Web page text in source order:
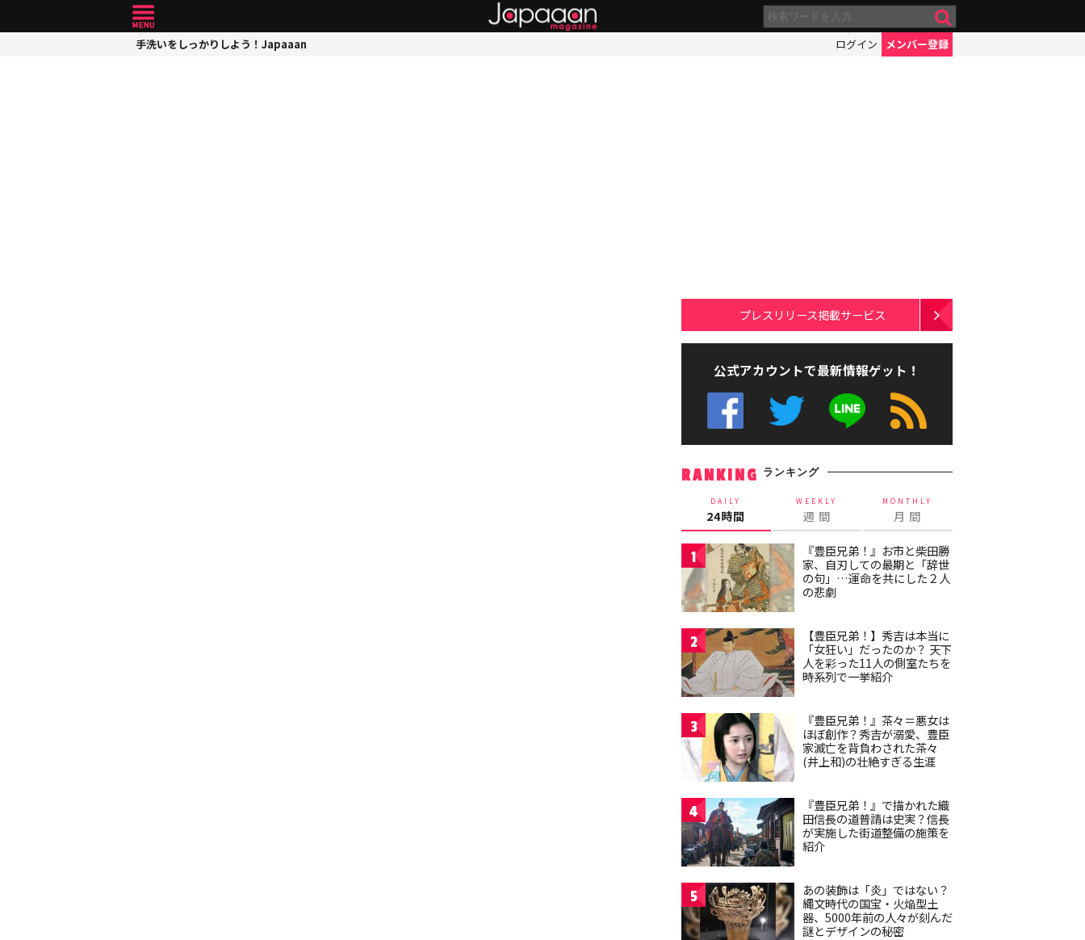
手洗いをしっかりしよう！Japaaan ログイン メンバー登録
プレスリリース掲載サービス
公式アカウントで最新情報ゲット！
RANKING ランキング
DAILY
24時間
WEEKLY
週 間
MONTHLY
月 間
1
『豊臣兄弟！』お市と柴田勝
家、自刃しての最期と「辞世
の句」…運命を共にした２人
の悲劇
2
【豊臣兄弟！】秀吉は本当に
「女狂い」だったのか？ 天下
人を彩った11人の側室たちを
時系列で一挙紹介
3
『豊臣兄弟！』茶々＝悪女は
ほぼ創作？秀吉が溺愛、豊臣
家滅亡を背負わされた茶々
(井上和)の壮絶すぎる生涯
4
『豊臣兄弟！』で描かれた織
田信長の道普請は史実？信長
が実施した街道整備の施策を
紹介
5
あの装飾は「炎」ではない？
縄文時代の国宝・火焔型土
器、5000年前の人々が刻んだ
謎とデザインの秘密